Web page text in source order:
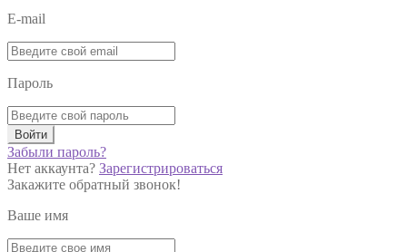
E-mail
Пароль
Войти
Забыли пароль?
Нет аккаунта? Зарегистрироваться
Закажите обратный звонок!
Ваше имя